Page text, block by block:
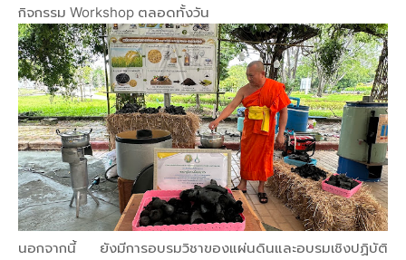
กิจกรรม Workshop ตลอดทั้งวัน
นอกจากนี้ ยังมีการอบรมวิชาของแผ่นดินและอบรมเชิงปฏิบัติ